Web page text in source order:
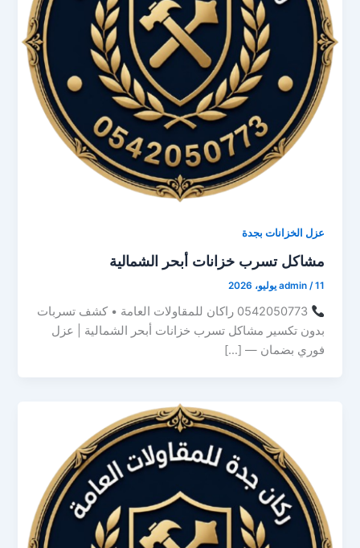
عزل الخزانات بجدة
مشاكل تسرب خزانات أبحر الشمالية
admin /11 يوليو، 2026
0542050773 راكان للمقاولات العامة • كشف تسربات
بدون تكسير مشاكل تسرب خزانات أبحر الشمالية | عزل
فوري بضمان — […]